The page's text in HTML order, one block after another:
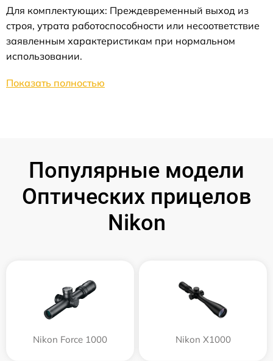
Для комплектующих: Преждевременный выход из
строя, утрата работоспособности или несоответствие
заявленным характеристикам при нормальном
использовании.
Показать полностью
Популярные модели
Оптических прицелов
Nikon
Nikon Force 1000 Nikon X1000